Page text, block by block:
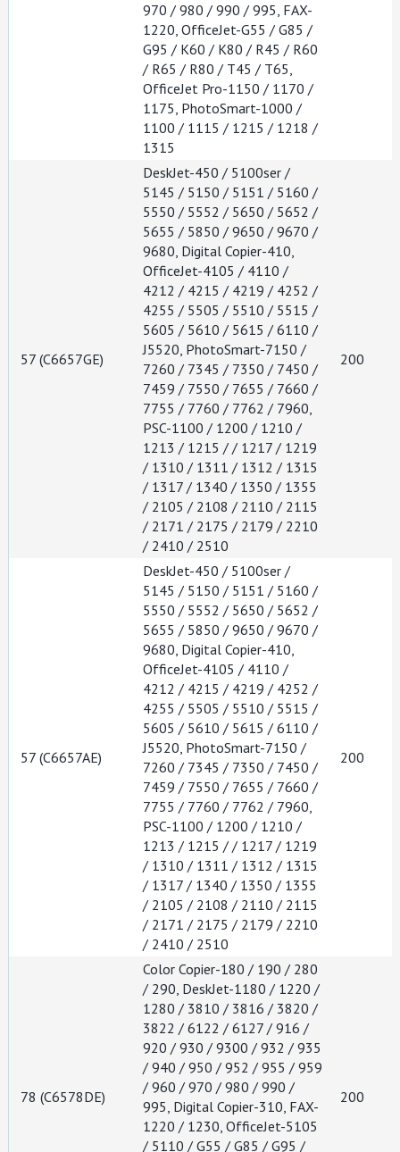
970 / 980 / 990 / 995, FAX-
1220, OfficeJet-G55 / G85 /
G95 / K60 / K80 / R45 / R60
/ R65 / R80 / T45 / T65,
OfficeJet Pro-1150 / 1170 /
1175, PhotoSmart-1000 /
1100 / 1115 / 1215 / 1218 /
1315
57 (C6657GE)
DeskJet-450 / 5100ser /
5145 / 5150 / 5151 / 5160 /
5550 / 5552 / 5650 / 5652 /
5655 / 5850 / 9650 / 9670 /
9680, Digital Copier-410,
OfficeJet-4105 / 4110 /
4212 / 4215 / 4219 / 4252 /
4255 / 5505 / 5510 / 5515 /
5605 / 5610 / 5615 / 6110 /
J5520, PhotoSmart-7150 /
7260 / 7345 / 7350 / 7450 /
7459 / 7550 / 7655 / 7660 /
7755 / 7760 / 7762 / 7960,
PSC-1100 / 1200 / 1210 /
1213 / 1215 / / 1217 / 1219
/ 1310 / 1311 / 1312 / 1315
/ 1317 / 1340 / 1350 / 1355
/ 2105 / 2108 / 2110 / 2115
/ 2171 / 2175 / 2179 / 2210
/ 2410 / 2510
200
57 (C6657AE)
DeskJet-450 / 5100ser /
5145 / 5150 / 5151 / 5160 /
5550 / 5552 / 5650 / 5652 /
5655 / 5850 / 9650 / 9670 /
9680, Digital Copier-410,
OfficeJet-4105 / 4110 /
4212 / 4215 / 4219 / 4252 /
4255 / 5505 / 5510 / 5515 /
5605 / 5610 / 5615 / 6110 /
J5520, PhotoSmart-7150 /
7260 / 7345 / 7350 / 7450 /
7459 / 7550 / 7655 / 7660 /
7755 / 7760 / 7762 / 7960,
PSC-1100 / 1200 / 1210 /
1213 / 1215 / / 1217 / 1219
/ 1310 / 1311 / 1312 / 1315
/ 1317 / 1340 / 1350 / 1355
/ 2105 / 2108 / 2110 / 2115
/ 2171 / 2175 / 2179 / 2210
/ 2410 / 2510
200
78 (C6578DE)
Color Copier-180 / 190 / 280
/ 290, DeskJet-1180 / 1220 /
1280 / 3810 / 3816 / 3820 /
3822 / 6122 / 6127 / 916 /
920 / 930 / 9300 / 932 / 935
/ 940 / 950 / 952 / 955 / 959
/ 960 / 970 / 980 / 990 /
995, Digital Copier-310, FAX-
1220 / 1230, OfficeJet-5105
/ 5110 / G55 / G85 / G95 /
200